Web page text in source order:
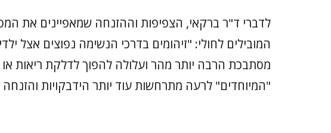
לדברי ד"ר ברקאי, הצפיפות וההזנחה שמאפיינים את
המובילים לחולי: "זיהומים בדרכי הנשימה נפוצים אצל
מסתבכת הרבה יותר מהר ועלולה להפוך לדלקת ריאות
"המיוחדים" לרעה מתרחשות עוד יותר הידבקויות והזנחה